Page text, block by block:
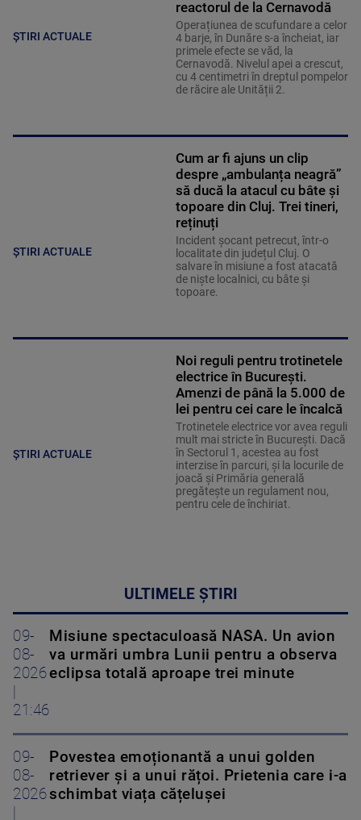
ȘTIRI ACTUALE
reactorul de la Cernavodă
Operațiunea de scufundare a celor
4 barje, în Dunăre s-a încheiat, iar
primele efecte se văd, la
Cernavodă. Nivelul apei a crescut,
cu 4 centimetri în dreptul pompelor
de răcire ale Unității 2.
ȘTIRI ACTUALE
Cum ar fi ajuns un clip
despre „ambulanța neagră”
să ducă la atacul cu bâte și
topoare din Cluj. Trei tineri,
reținuți
Incident șocant petrecut, într-o
localitate din județul Cluj. O
salvare în misiune a fost atacată
de niște localnici, cu bâte și
topoare.
ȘTIRI ACTUALE
Noi reguli pentru trotinetele
electrice în București.
Amenzi de până la 5.000 de
lei pentru cei care le încalcă
Trotinetele electrice vor avea reguli
mult mai stricte în București. Dacă
în Sectorul 1, acestea au fost
interzise în parcuri, și la locurile de
joacă și Primăria generală
pregătește un regulament nou,
pentru cele de închiriat.
ULTIMELE ȘTIRI
09-
08-
2026
21:46
Misiune spectaculoasă NASA. Un avion
va urmări umbra Lunii pentru a observa
eclipsa totală aproape trei minute
09-
08-
2026
Povestea emoționantă a unui golden
retriever și a unui rățoi. Prietenia care i-a
schimbat viața cățelușei